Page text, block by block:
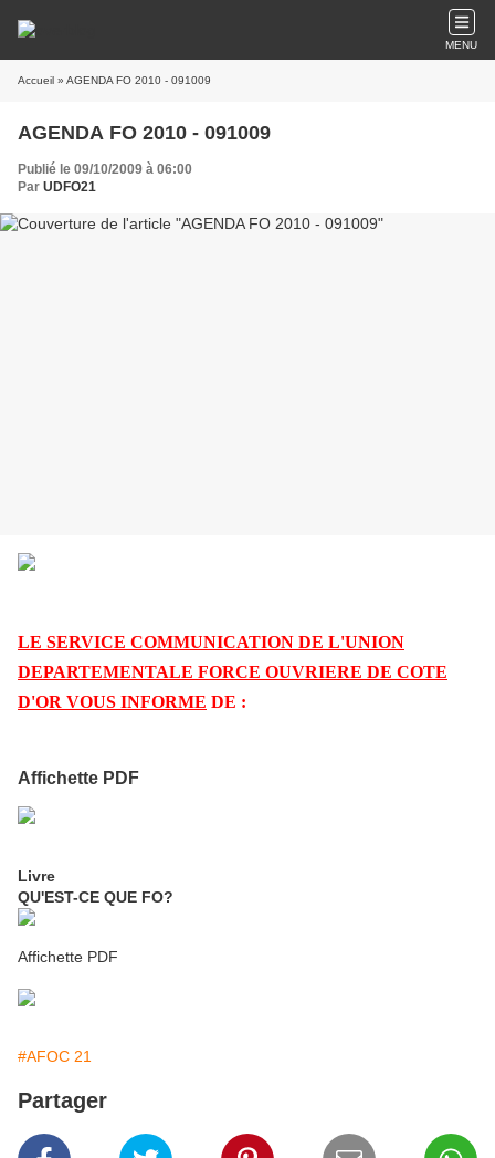
MENU
Accueil » AGENDA FO 2010 - 091009
AGENDA FO 2010 - 091009
Publié le 09/10/2009 à 06:00
Par UDFO21
LE SERVICE COMMUNICATION DE L'UNION
DEPARTEMENTALE FORCE OUVRIERE DE COTE
D'OR VOUS INFORME DE :
Affichette PDF
Livre
QU'EST-CE QUE FO?
Affichette PDF
#AFOC 21
Partager